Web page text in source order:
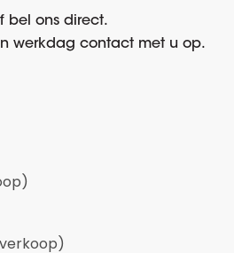
bel ons direct.
werkdag contact met u op.